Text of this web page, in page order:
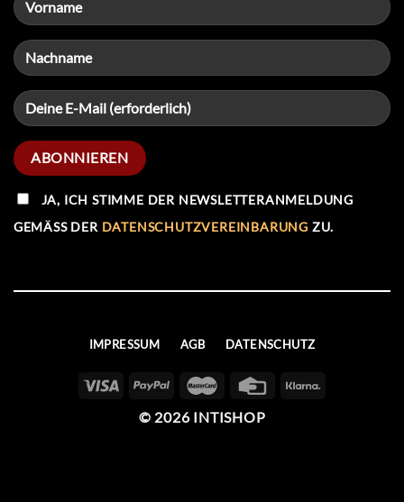
JA, ICH STIMME DER NEWSLETTERANMELDUNG
GEMÄSS DER DATENSCHUTZVEREINBARUNG ZU.
IMPRESSUM AGB DATENSCHUTZ
© 2026 INTISHOP